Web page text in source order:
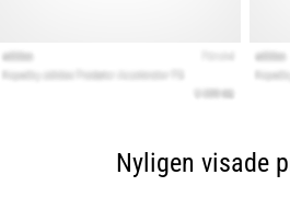
Nyligen visade